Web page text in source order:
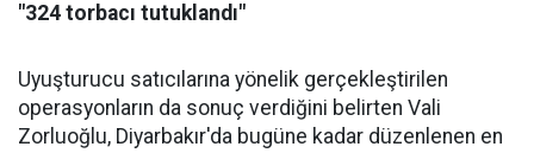
"324 torbacı tutuklandı"
Uyuşturucu satıcılarına yönelik gerçekleştirilen
operasyonların da sonuç verdiğini belirten Vali
Zorluoğlu, Diyarbakır'da bugüne kadar düzenlenen en